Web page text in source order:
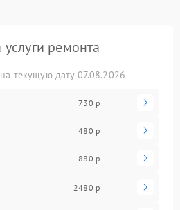
ремонта
текущую дату 07.08.2026
730 р
480 р
880 р
2480 р